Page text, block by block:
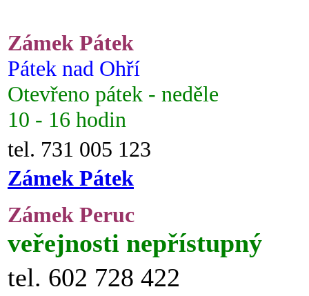
Zámek Pátek
Pátek nad Ohří
Otevřeno pátek - neděle
10 - 16 hodin
tel. 731 005 123
Zámek Pátek
Zámek Peruc
veřejnosti nepřístupný
tel. 602 728 422